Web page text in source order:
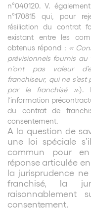
n°040120. V.
n°170815 qui, pour
résiliation du contrat
existant entre les
obtenus répond : «
prévisionnels fournis au
n’ont pas valeur
franchiseur, qui ne
par le franchisé ».).
l’information
du contrat de
consentement.
A la question de
une loi spéciale
commun pour
réponse articulée
la jurisprudence
franchisé, la
raisonnablement
consentement.